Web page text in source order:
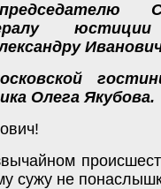
юстиции
Олега Якубова.
сужу не